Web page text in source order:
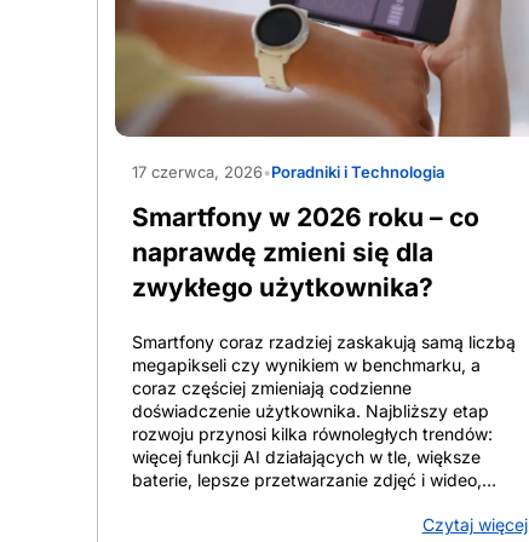
potrzebami osób starszych, które często szukają
prostego narzędzia do rozmów i SMS-ów, choć
część z nich korzysta też z komunikatorów,
zdjęć, map, płatności NFC, licznika kroków lub
bankowości. To kluczowe rozróżnienie. W tym
tekście senior oznacza osoby 60+, 70+ oraz
użytkowników z ograniczeniami wzroku, słuchu
lub sprawności manualnej. smartphone dla
seniora nie jest automatycznie zbyt trudny.
telefon dla seniora nie zawsze okazuje się
najlepszym wyborem. O przydatności urządzenia
decyduje dopasowanie do człowieka, jego
nawyków i […]
AdobeStock_2043936365
17 czerwca, 2026•Poradniki i Technologia
Smartfony w 2026 roku – co
naprawdę zmieni się dla
zwykłego użytkownika?
Smartfony coraz rzadziej zaskakują samą liczbą
megapikseli czy wynikiem w benchmarku, a
coraz częściej zmieniają codzienne
doświadczenie użytkownika. Najbliższy etap
rozwoju przynosi kilka równoległych trendów:
więcej funkcji AI działających w tle, większe
baterie, lepsze przetwarzanie zdjęć i wideo,
konstrukcje. To właśnie te elementy wpływają na
Czytaj więcej